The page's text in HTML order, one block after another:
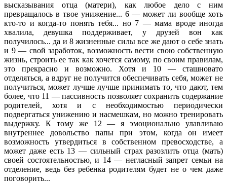
высказывания отца (матери), как любое дело с ним
превращалось в твое унижение... 6 — может ли вообще хоть
кто-то и когда-то понять тебя... но 7 — мама вроде иногда
хвалила, девушка поддерживает, у друзей вон как
получилось... да и 8 жизненные силы все же дают о себе знать
и 9 — свой заработок, возможность вести свою собственную
жизнь, строить ее так как хочется самому, по своим правилам,
это прекрасно и возможно. Хотя и 10 — сташновато
отделяться, а вдруг не получится обеспечивать себя, может не
получиться, может лучше лучше принимать то, что дают, тем
более, что 11 — пассивность позволяет сохранить содержание
родителей, хотя и с необходимостью периодически
подвергаться унижению и насмешкам, но можно тренировать
выдержку. К тому же 12 — я эмоционально улавливаю
внутреннее довольство папы при этом, когда он имеет
возможность утвердиться в собственном превосходстве, а
может даже есть 13 — сильный страх разозлить отца (мать)
своей состоятельностью, и 14 — негласный запрет семьи на
отделение, ведь без ребенка родителям будет не о чем даже
поговорить...